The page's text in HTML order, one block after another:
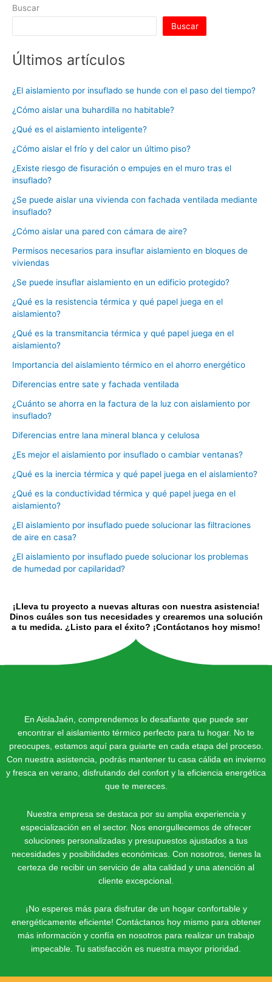
k
Buscar
Buscar
Últimos artículos
¿El aislamiento por insuflado se hunde con el paso del tiempo?
¿Cómo aislar una buhardilla no habitable?
¿Qué es el aislamiento inteligente?
¿Cómo aislar el frío y del calor un último piso?
¿Existe riesgo de fisuración o empujes en el muro tras el
insuflado?
¿Se puede aislar una vivienda con fachada ventilada mediante
insuflado?
¿Cómo aislar una pared con cámara de aire?
Permisos necesarios para insuflar aislamiento en bloques de
viviendas
¿Se puede insuflar aislamiento en un edificio protegido?
¿Qué es la resistencia térmica y qué papel juega en el
aislamiento?
¿Qué es la transmitancia térmica y qué papel juega en el
aislamiento?
Importancia del aislamiento térmico en el ahorro energético
Diferencias entre sate y fachada ventilada
¿Cuánto se ahorra en la factura de la luz con aislamiento por
insuflado?
Diferencias entre lana mineral blanca y celulosa
¿Es mejor el aislamiento por insuflado o cambiar ventanas?
¿Qué es la inercia térmica y qué papel juega en el aislamiento?
¿Qué es la conductividad térmica y qué papel juega en el
aislamiento?
¿El aislamiento por insuflado puede solucionar las filtraciones
de aire en casa?
¿El aislamiento por insuflado puede solucionar los problemas
de humedad por capilaridad?
¡Lleva tu proyecto a nuevas alturas con nuestra asistencia!
Dinos cuáles son tus necesidades y crearemos una solución
a tu medida. ¿Listo para el éxito? ¡Contáctanos hoy mismo!
En AislaJaén, comprendemos lo desafiante que puede ser
encontrar el aislamiento térmico perfecto para tu hogar. No te
preocupes, estamos aquí para guiarte en cada etapa del proceso.
Con nuestra asistencia, podrás mantener tu casa cálida en invierno
y fresca en verano, disfrutando del confort y la eficiencia energética
que te mereces.
Nuestra empresa se destaca por su amplia experiencia y
especialización en el sector. Nos enorgullecemos de ofrecer
soluciones personalizadas y presupuestos ajustados a tus
necesidades y posibilidades económicas. Con nosotros, tienes la
certeza de recibir un servicio de alta calidad y una atención al
cliente excepcional.
¡No esperes más para disfrutar de un hogar confortable y
energéticamente eficiente! Contáctanos hoy mismo para obtener
más información y confía en nosotros para realizar un trabajo
impecable. Tu satisfacción es nuestra mayor prioridad.